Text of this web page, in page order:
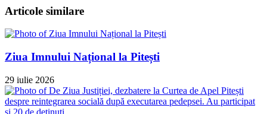
Articole similare
Ziua Imnului Național la Pitești
29 iulie 2026